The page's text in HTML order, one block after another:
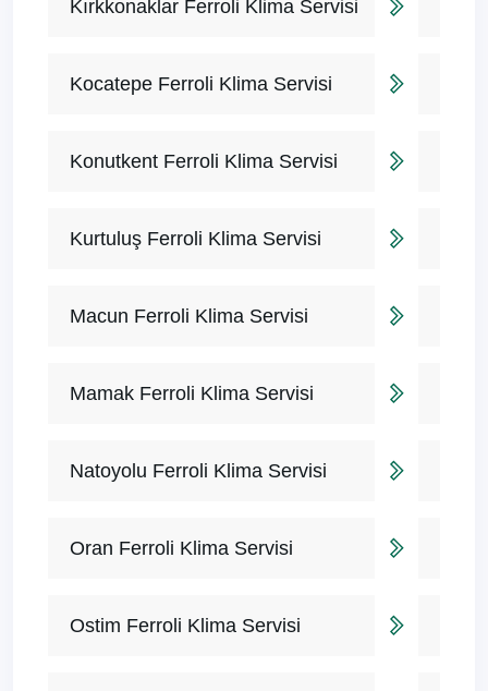
Kırkkonaklar Ferroli Klima Servisi
Kocatepe Ferroli Klima Servisi
Konutkent Ferroli Klima Servisi
Kurtuluş Ferroli Klima Servisi
Macun Ferroli Klima Servisi
Mamak Ferroli Klima Servisi
Natoyolu Ferroli Klima Servisi
Oran Ferroli Klima Servisi
Ostim Ferroli Klima Servisi